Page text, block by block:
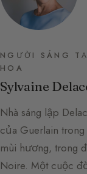
NGƯỜI SÁNG
HOA
Sylvaine
Nhà sáng lập
của Guerlain
mùi hương, trong
Noire. Một cuộc